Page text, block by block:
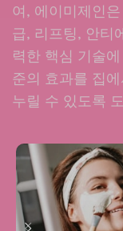
여, 에이미제인
급, 리프팅, 안티
력한 핵심 기술
준의 효과를 집
누릴 수 있도록